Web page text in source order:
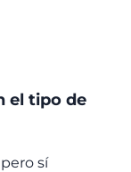
el tipo de
sí